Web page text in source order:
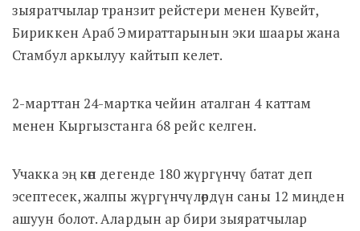
зыяратчылар транзит рейстери менен Кувейт,
Бириккен Араб Эмираттарынын эки шаары жана
Стамбул аркылуу кайтып келет.
2-марттан 24-мартка чейин аталган 4 каттам
менен Кыргызстанга 68 рейс келген.
Учакка эң көп дегенде 180 жүргүнчү батат деп
эсептесек, жалпы жүргүнчүлөрдүн саны 12 миңден
ашуун болот. Алардын ар бири зыяратчылар